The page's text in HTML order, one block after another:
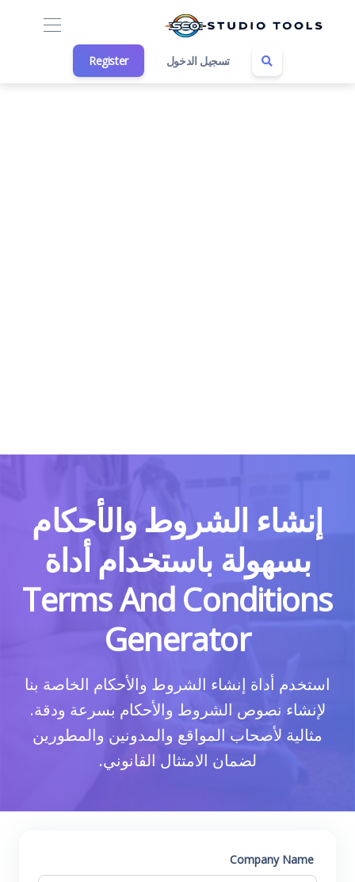
تسجيل الدخول Register
إنشاء الشروط والأحكام
بسهولة باستخدام أداة
Terms And Conditions
Generator
استخدم أداة إنشاء الشروط والأحكام الخاصة بنا
لإنشاء نصوص الشروط والأحكام بسرعة ودقة.
مثالية لأصحاب المواقع والمدونين والمطورين
لضمان الامتثال القانوني.
Company Name